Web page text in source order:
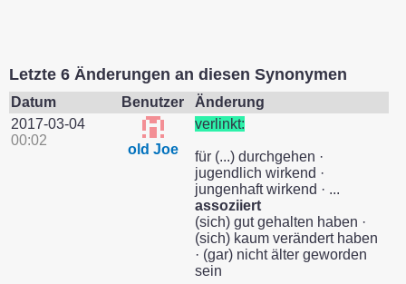
Letzte 6 Änderungen an diesen Synonymen
Datum Benutzer
Änderung
2017-03-04
00:02
old Joe
verlinkt:
für (...) durchgehen ·
jugendlich wirkend ·
jungenhaft wirkend · ...
assoziiert
(sich) gut gehalten haben ·
(sich) kaum verändert haben
· (gar) nicht älter geworden
sein